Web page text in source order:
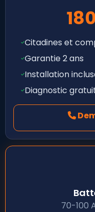
Citadines et
Garantie 2 ans
Installation
Diagnostic
70-100